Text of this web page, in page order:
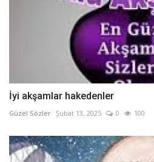
İyi akşamlar hakedenler
Güzel Sözler Şubat 13, 2025 0 100